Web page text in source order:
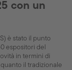
con un
è stato il punto
espositori del
in termini di
il tradizionale